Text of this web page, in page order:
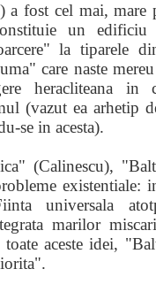
fost cel mai, mare
un
la tiparele
care naste
heracliteana in
(vazut ea arhetip
se in acesta).
(Calinescu),
existentiale:
universala
marilor
aceste idei,